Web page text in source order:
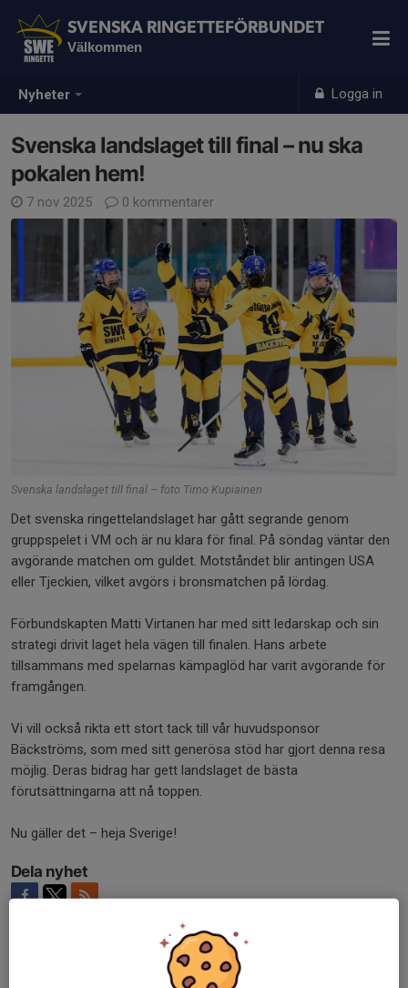
Nyheter Logga in
SVENSKA RINGETTEFÖRBUNDET
Välkommen
Svenska landslaget till final – nu ska
pokalen hem!
7 nov 2025 0 kommentarer
Svenska landslaget till final – foto Timo Kupiainen
Det svenska ringettelandslaget har gått segrande genom
gruppspelet i VM och är nu klara för final. På söndag väntar den
avgörande matchen om guldet. Motståndet blir antingen USA
eller Tjeckien, vilket avgörs i bronsmatchen på lördag.
Förbundskapten Matti Virtanen har med sitt ledarskap och sin
strategi drivit laget hela vägen till finalen. Hans arbete
tillsammans med spelarnas kämpaglöd har varit avgörande för
framgången.
Vi vill också rikta ett stort tack till vår huvudsponsor
Bäckströms, som med sitt generösa stöd har gjort denna resa
möjlig. Deras bidrag har gett landslaget de bästa
förutsättningarna att nå toppen.
Nu gäller det – heja Sverige!
Dela nyhet